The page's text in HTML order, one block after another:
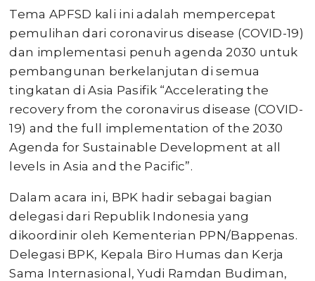
Tema APFSD kali ini adalah mempercepat
pemulihan dari coronavirus disease (COVID-19)
dan implementasi penuh agenda 2030 untuk
pembangunan berkelanjutan di semua
tingkatan di Asia Pasifik “Accelerating the
recovery from the coronavirus disease (COVID-
19) and the full implementation of the 2030
Agenda for Sustainable Development at all
levels in Asia and the Pacific”.
Dalam acara ini, BPK hadir sebagai bagian
delegasi dari Republik Indonesia yang
dikoordinir oleh Kementerian PPN/Bappenas.
Delegasi BPK, Kepala Biro Humas dan Kerja
Sama Internasional, Yudi Ramdan Budiman,